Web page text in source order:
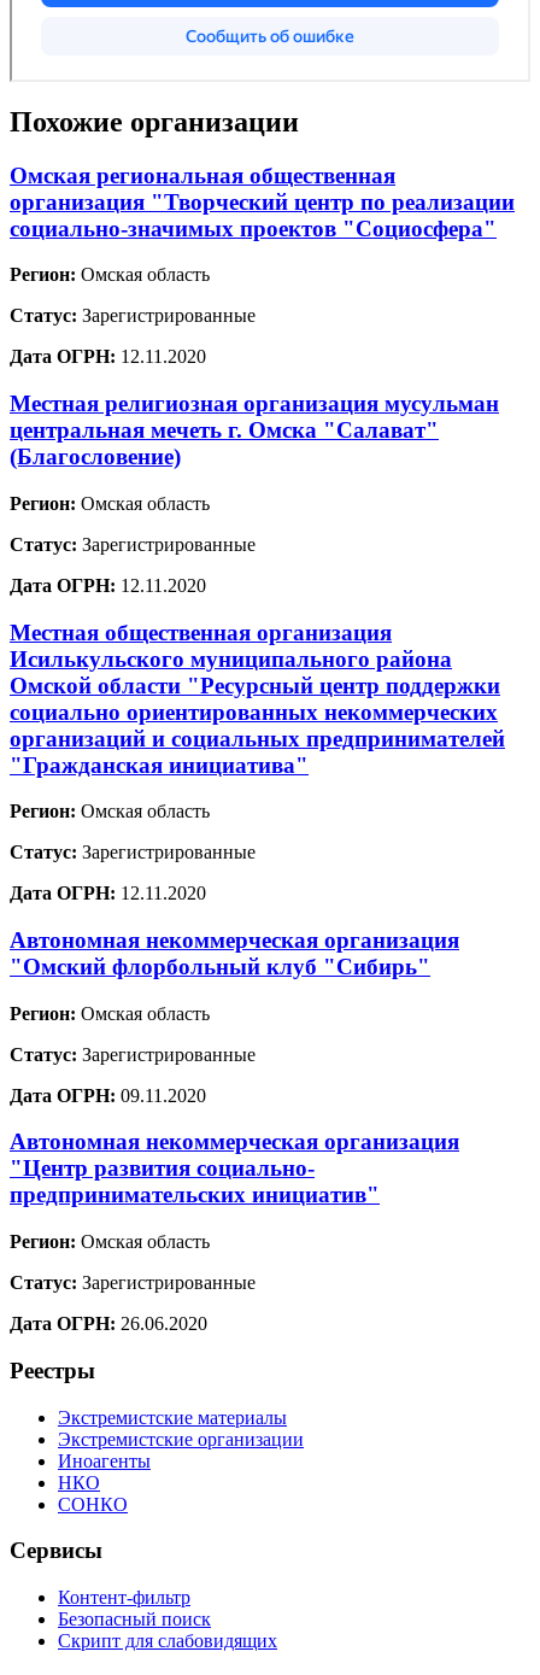
Похожие организации
Омская региональная общественная
организация "Творческий центр по реализации
социально-значимых проектов "Социосфера"
Регион: Омская область
Статус: Зарегистрированные
Дата ОГРН: 12.11.2020
Местная религиозная организация мусульман
центральная мечеть г. Омска "Салават"
(Благословение)
Регион: Омская область
Статус: Зарегистрированные
Дата ОГРН: 12.11.2020
Местная общественная организация
Исилькульского муниципального района
Омской области "Ресурсный центр поддержки
социально ориентированных некоммерческих
организаций и социальных предпринимателей
"Гражданская инициатива"
Регион: Омская область
Статус: Зарегистрированные
Дата ОГРН: 12.11.2020
Автономная некоммерческая организация
"Омский флорбольный клуб "Сибирь"
Регион: Омская область
Статус: Зарегистрированные
Дата ОГРН: 09.11.2020
Автономная некоммерческая организация
"Центр развития социально-
предпринимательских инициатив"
Регион: Омская область
Статус: Зарегистрированные
Дата ОГРН: 26.06.2020
Реестры
Экстремистские материалы
Экстремистские организации
Иноагенты
НКО
СОНКО
Сервисы
Контент-фильтр
Безопасный поиск
Скрипт для слабовидящих